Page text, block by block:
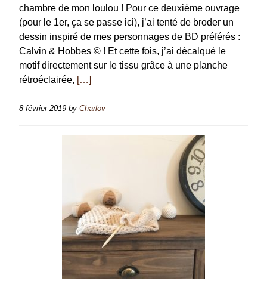
chambre de mon loulou ! Pour ce deuxième ouvrage
(pour le 1er, ça se passe ici), j’ai tenté de broder un
dessin inspiré de mes personnages de BD préférés :
Calvin & Hobbes © ! Et cette fois, j’ai décalqué le
motif directement sur le tissu grâce à une planche
rétroéclairée, […]
8 février 2019 by Charlov